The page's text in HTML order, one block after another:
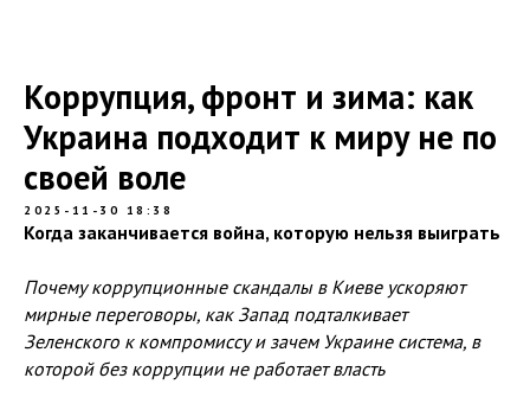
Коррупция, фронт и зима: как
Украина подходит к миру не по
своей воле
2025-11-30 18:38
Когда заканчивается война, которую нельзя выиграть
Почему коррупционные скандалы в Киеве ускоряют
мирные переговоры, как Запад подталкивает
Зеленского к компромиссу и зачем Украине система, в
которой без коррупции не работает власть